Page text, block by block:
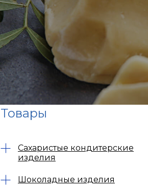
Товары
Сахаристые кондитерские
изделия
Шоколадные изделия